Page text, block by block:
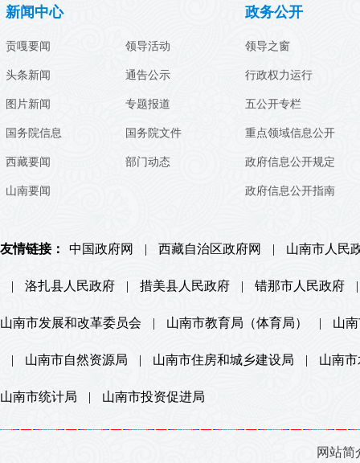
新闻中心
贡嘎要闻
头条新闻
图片新闻
国务院信息
西藏要闻
山南要闻
领导活动
通告公示
专题报道
国务院文件
部门动态
政务公开
领导之窗
行政权力运行
五公开专栏
重点领域信息公开
政府信息公开规定
政府信息公开指南
友情链接： 中国政府网 | 西藏自治区政府网 | 山南市人民
| 洛扎县人民政府 | 措美县人民政府 | 错那市人民政府 |
山南市发展和改革委员会 | 山南市教育局（体育局） | 山
| 山南市自然资源局 | 山南市住房和城乡建设局 | 山南
山南市统计局 | 山南市投资促进局
网站简